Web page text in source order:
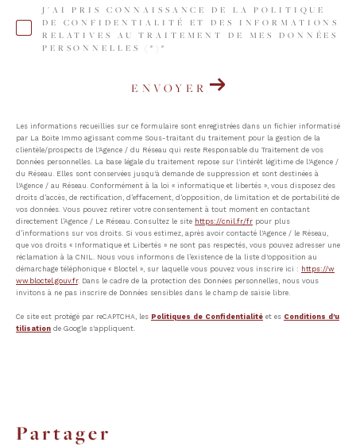
J'AI PRIS CONNAISSANCE DE LA POLITIQUE
DE CONFIDENTIALITÉ ET DES INFORMATIONS
RELATIVES AU TRAITEMENT DE MES DONNÉES
PERSONNELLES (*)*
ENVOYER
Les informations recueillies sur ce formulaire sont enregistrées dans un fichier informatisé
par La Boite Immo agissant comme Sous-traitant du traitement pour la gestion de la
clientèle/prospects de l'Agence / du Réseau qui reste Responsable du Traitement de vos
Données personnelles. La base légale du traitement repose sur l'intérêt légitime de l'Agence /
du Réseau. Elles sont conservées jusqu'à demande de suppression et sont destinées à
l'Agence / au Réseau. Conformément à la loi « informatique et libertés », vous disposez des
droits d’accès, de rectification, d’effacement, d’opposition, de limitation et de portabilité de
vos données. Vous pouvez retirer votre consentement à tout moment en contactant
directement l’Agence / Le Réseau. Consultez le site https://cnil.fr/fr pour plus
d’informations sur vos droits. Si vous estimez, après avoir contacté l'Agence / le Réseau,
que vos droits « Informatique et Libertés » ne sont pas respectés, vous pouvez adresser une
réclamation à la CNIL. Nous vous informons de l’existence de la liste d'opposition au
démarchage téléphonique « Bloctel », sur laquelle vous pouvez vous inscrire ici : https://w
ww.bloctel.gouv.fr. Dans le cadre de la protection des Données personnelles, nous vous
invitons à ne pas inscrire de Données sensibles dans le champ de saisie libre.
Ce site est protégé par reCAPTCHA, les Politiques de Confidentialité et es Conditions d'u
tilisation de Google s'appliquent.
partager